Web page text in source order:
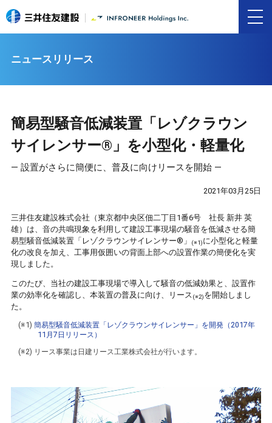
ニュースリリース
簡易型騒音低減装置「レゾクラウン
サイレンサー®」を小型化・軽量化
― 設置がさらに簡便に、普及に向けリースを開始 ―
2021年03月25日
三井住友建設株式会社（東京都中央区佃二丁目1番6号 社長 新井 英
雄）は、音の共鳴現象を利用して建設工事現場の騒音を低減させる簡
易型騒音低減装置「レゾクラウンサイレンサー®」
(※1)に小型化と軽量
化の改良を加え、工事用仮囲いの背面上部への設置作業の簡便化を実
現しました。
このたび、当社の建設工事現場で導入して騒音の低減効果と、設置作
業の効率化を確認し、本装置の普及に向け、リース(※2)を開始しまし
た。
(※1)簡易型騒音低減装置「レゾクラウンサイレンサー」を開発（2017年
11月7日リリース）
(※2) リース事業は日建リース工業株式会社が行います。